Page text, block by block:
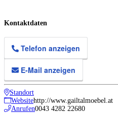
Kontaktdaten
Telefon anzeigen
E-Mail anzeigen
Standort
Websitehttp://www.gailtalmoebel.at
Anrufen0043 4282 22680